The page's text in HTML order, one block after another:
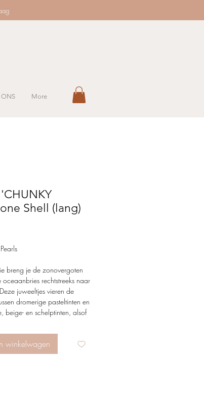
ONS More
Shell (lang)
breng je de zonovergoten
oceaanbries rechtstreeks naar
juweeltjes vieren de
dromerige pasteltinten en
beige- en schelptinten, alsof
liefde en aandacht
winkelwagen